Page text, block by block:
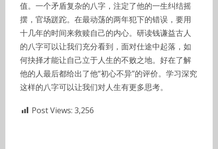
值。一个矛盾复杂的八字，注定了他的一生纠结摇
摆，官场蹉跎。在最动荡的两年犯下的错误，要用
十几年的时间来救赎自己的内心。研读钱谦益古人
的八字可以让我们充分看到，面对仕途中起落，如
何抉择才能让自己立于人生的不败之地。好在了解
他的人最后都给出了他“初心不异”的评价。学习深究
这样的八字可以让我们对人生有更多思考。
Post Views: 3,256